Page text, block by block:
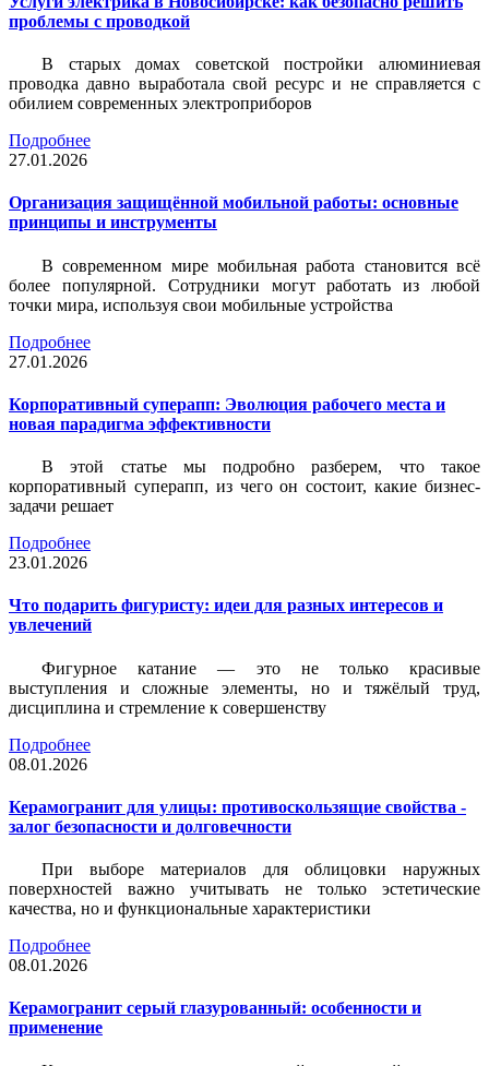
проблемы с проводкой
В старых домах советской постройки алюминиевая
проводка давно выработала свой ресурс и не справляется с
обилием современных электроприборов
Подробнее
27.01.2026
Организация защищённой мобильной работы: основные
принципы и инструменты
В современном мире мобильная работа становится всё
более популярной. Сотрудники могут работать из любой
точки мира, используя свои мобильные устройства
Подробнее
27.01.2026
Корпоративный суперапп: Эволюция рабочего места и
новая парадигма эффективности
В этой статье мы подробно разберем, что такое
корпоративный суперапп, из чего он состоит, какие бизнес-
задачи решает
Подробнее
23.01.2026
Что подарить фигуристу: идеи для разных интересов и
увлечений
Фигурное катание — это не только красивые
выступления и сложные элементы, но и тяжёлый труд,
дисциплина и стремление к совершенству
Подробнее
08.01.2026
Керамогранит для улицы: противоскользящие свойства -
залог безопасности и долговечности
При выборе материалов для облицовки наружных
поверхностей важно учитывать не только эстетические
качества, но и функциональные характеристики
Подробнее
08.01.2026
Керамогранит серый глазурованный: особенности и
применение